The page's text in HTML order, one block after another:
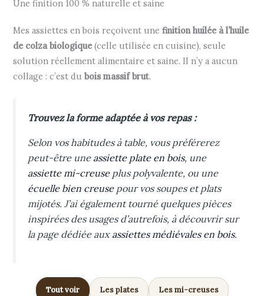
Une finition 100 % naturelle et saine
Mes assiettes en bois reçoivent unefinition huilée à l’huile
de colza biologique(celle utilisée en cuisine), seule
solution réellement alimentaire et saine. Il n’y a aucun
collage : c’est dubois massif brut.
Trouvez la forme adaptée à vos repas :
Selon vos habitudes à table, vous préférerez
peut-être une assiette plate en bois, une
assiette mi-creuseplus polyvalente, ou une
écuelle bien creusepour vos soupes et plats
mijotés. J’ai également tourné quelques pièces
inspirées des usages d’autrefois, à découvrir sur
la page dédiée aux assiettes médiévales en bois.
Tout voir Les plates Les mi-creuses